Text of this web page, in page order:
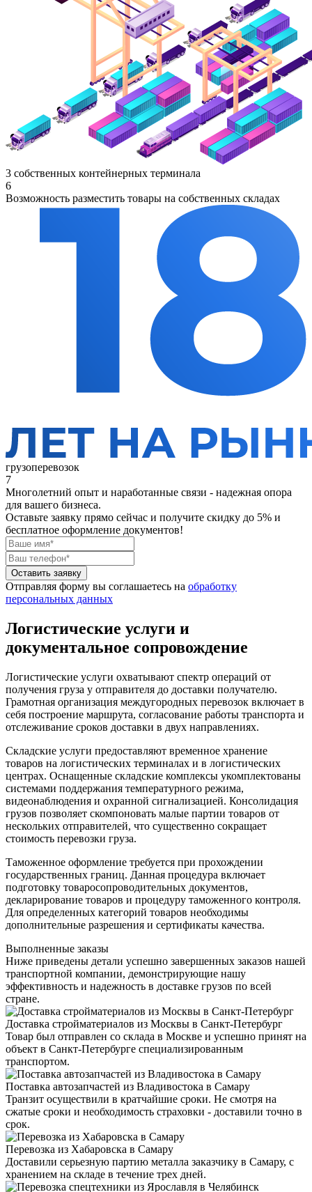
3 собственных контейнерных терминала
6
Возможность разместить товары на собственных складах
грузоперевозок
7
Многолетний опыт и наработанные связи - надежная опора
для вашего бизнеса.
Оставьте заявку прямо сейчас и получите скидку до 5% и
бесплатное оформление документов!
Оставить заявку
Отправляя форму вы соглашаетесь на обработку
персональных данных
Логистические услуги и
документальное сопровождение
Логистические услуги охватывают спектр операций от
получения груза у отправителя до доставки получателю.
Грамотная организация междугородных перевозок включает в
себя построение маршрута, согласование работы транспорта и
отслеживание сроков доставки в двух направлениях.
Складские услуги предоставляют временное хранение
товаров на логистических терминалах и в логистических
центрах. Оснащенные складские комплексы укомплектованы
системами поддержания температурного режима,
видеонаблюдения и охранной сигнализацией. Консолидация
грузов позволяет скомпоновать малые партии товаров от
нескольких отправителей, что существенно сокращает
стоимость перевозки груза.
Таможенное оформление требуется при прохождении
государственных границ. Данная процедура включает
подготовку товаросопроводительных документов,
декларирование товаров и процедуру таможенного контроля.
Для определенных категорий товаров необходимы
дополнительные разрешения и сертификаты качества.
Выполненные заказы
Ниже приведены детали успешно завершенных заказов нашей
транспортной компании, демонстрирующие нашу
эффективность и надежность в доставке грузов по всей
стране.
Доставка стройматериалов из Москвы в Санкт-Петербург
Товар был отправлен со склада в Москве и успешно принят на
объект в Санкт-Петербурге специализированным
транспортом.
Поставка автозапчастей из Владивостока в Самару
Транзит осуществили в кратчайшие сроки. Не смотря на
сжатые сроки и необходимость страховки - доставили точно в
срок.
Перевозка из Хабаровска в Самару
Доставили серьезную партию металла заказчику в Самару, с
хранением на складе в течение трех дней.